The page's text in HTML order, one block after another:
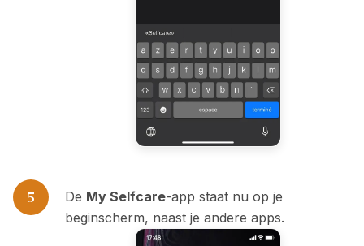
5 De My Selfcare-app staat nu op je
beginscherm, naast je andere apps.